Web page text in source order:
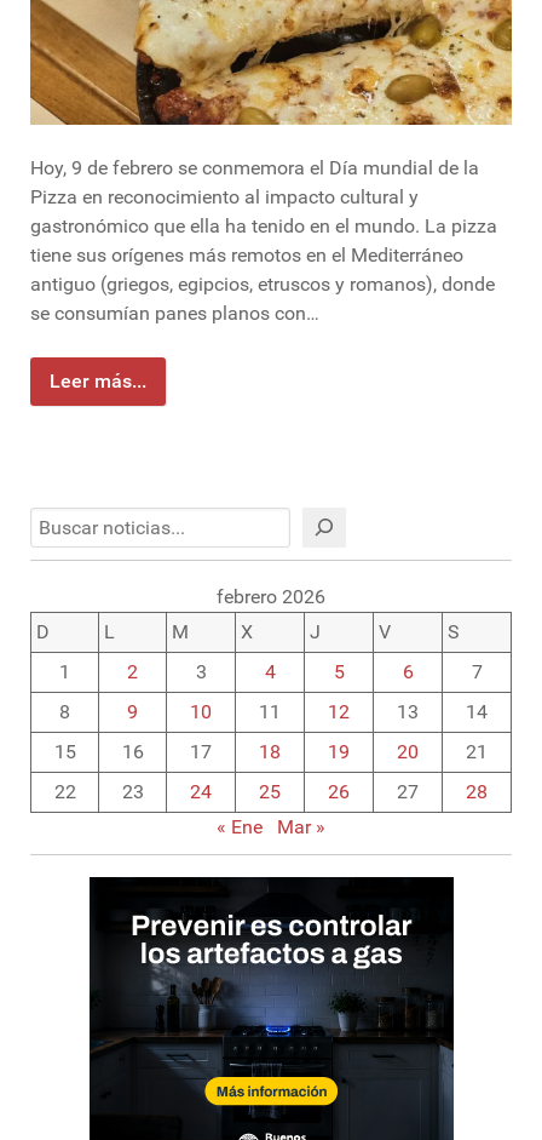
Hoy, 9 de febrero se conmemora el Día mundial de la
Pizza en reconocimiento al impacto cultural y
gastronómico que ella ha tenido en el mundo. La pizza
tiene sus orígenes más remotos en el Mediterráneo
antiguo (griegos, egipcios, etruscos y romanos), donde
se consumían panes planos con…
Leer más...
Buscar
febrero 2026
D
L M X J V
S
1
2 3 4 5 6
7
8
9 10 11 12 13
14
15
16 17 18 19 20
21
22
23 24 25 26 27
28
« Ene
Mar »